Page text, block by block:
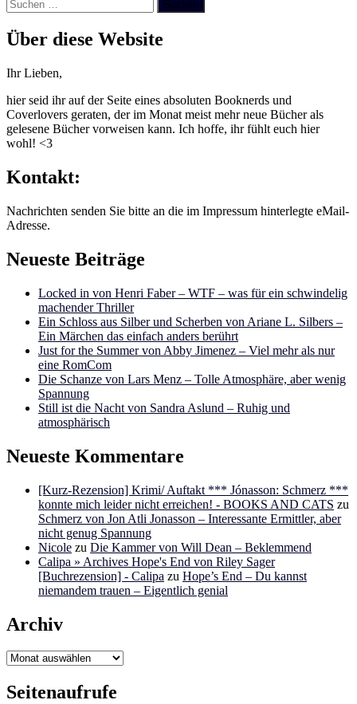
nach:
Über diese Website
Ihr Lieben,
hier seid ihr auf der Seite eines absoluten Booknerds und
Coverlovers geraten, der im Monat meist mehr neue Bücher als
gelesene Bücher vorweisen kann. Ich hoffe, ihr fühlt euch hier
wohl! <3
Kontakt:
Nachrichten senden Sie bitte an die im Impressum hinterlegte eMail-
Adresse.
Neueste Beiträge
Locked in von Henri Faber – WTF – was für ein schwindelig
machender Thriller
Ein Schloss aus Silber und Scherben von Ariane L. Silbers –
Ein Märchen das einfach anders berührt
Just for the Summer von Abby Jimenez – Viel mehr als nur
eine RomCom
Die Schanze von Lars Menz – Tolle Atmosphäre, aber wenig
Spannung
Still ist die Nacht von Sandra Aslund – Ruhig und
atmosphärisch
Neueste Kommentare
[Kurz-Rezension] Krimi/ Auftakt *** Jónasson: Schmerz ***
konnte mich leider nicht erreichen! - BOOKS AND CATS zu
Schmerz von Jon Atli Jonasson – Interessante Ermittler, aber
nicht genug Spannung
Nicole zu Die Kammer von Will Dean – Beklemmend
Calipa » Archives Hope's End von Riley Sager
[Buchrezension] - Calipa zu Hope’s End – Du kannst
niemandem trauen – Eigentlich genial
Archiv
Archiv
Seitenaufrufe